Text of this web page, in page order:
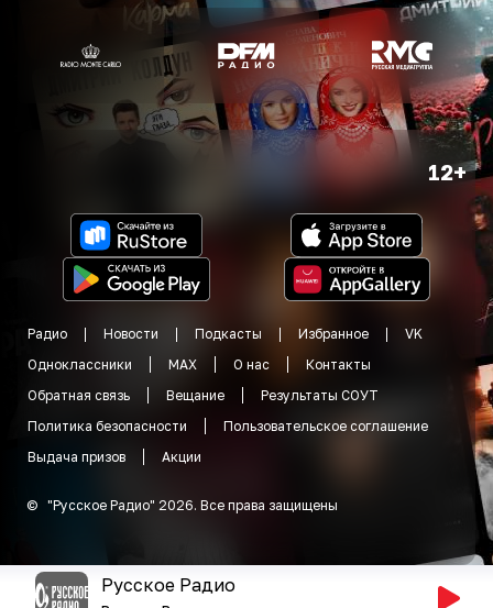
12+
Радио Новости Подкасты Избранное
VK
Одноклассники
MAX О нас
Контакты
Обратная связь
Вещание
Результаты СОУТ
Политика безопасности
Пользовательское соглашение
Выдача призов
Акции
© "Русское Радио" 2026. Все права защищены
Русское Радио